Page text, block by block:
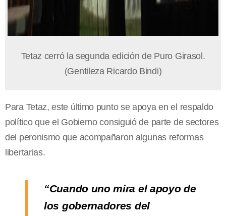
Tetaz cerró la segunda edición de Puro Girasol.
(Gentileza Ricardo Bindi)
Para Tetaz, este último punto se apoya en el respaldo
político que el Gobierno consiguió de parte de sectores
del peronismo que acompañaron algunas reformas
libertarias.
“Cuando uno mira el apoyo de
los gobernadores del